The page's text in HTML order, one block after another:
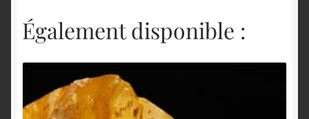
Également disponible :